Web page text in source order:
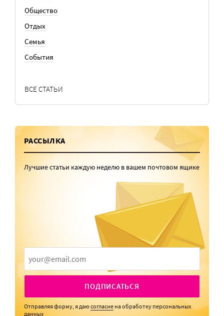
Общество
Отдых
Семья
События
ВСЕ СТАТЬИ
РАССЫЛКА
Лучшие статьи каждую неделю в вашем почтовом ящике
ПОДПИСАТЬСЯ
Отправляя форму, я даюсогласие на обработку персональных
данных